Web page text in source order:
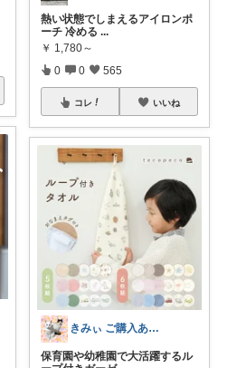
熱い状態でしまえるアイロンポ
ーチ 冷める ...
￥ 1,780～
0 0 565
コレ いいね
きみぃ ご購入ありがとうございます♪
保育園や幼稚園で大活躍するル